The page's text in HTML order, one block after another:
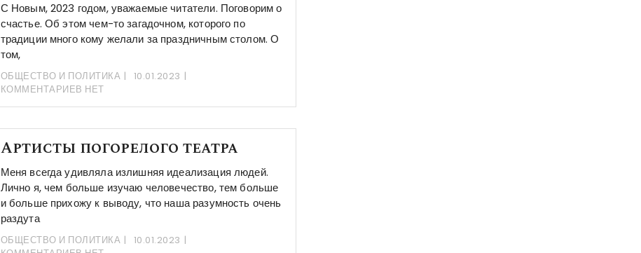
С Новым, 2023 годом, уважаемые читатели. Поговорим о
счастье. Об этом чем-то загадочном, которого по
традиции много кому желали за праздничным столом. О
том,
ОБЩЕСТВО И ПОЛИТИКА
10.01.2023
КОММЕНТАРИЕВ НЕТ
Артисты погорелого театра
Меня всегда удивляла излишняя идеализация людей.
Лично я, чем больше изучаю человечество, тем больше
и больше прихожу к выводу, что наша разумность очень
раздута
ОБЩЕСТВО И ПОЛИТИКА
10.01.2023